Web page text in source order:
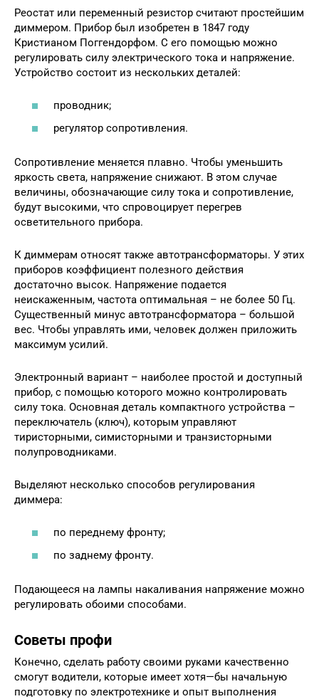
Реостат или переменный резистор считают простейшим
диммером. Прибор был изобретен в 1847 году
Кристианом Поггендорфом. С его помощью можно
регулировать силу электрического тока и напряжение.
Устройство состоит из нескольких деталей:
проводник;
регулятор сопротивления.
Сопротивление меняется плавно. Чтобы уменьшить
яркость света, напряжение снижают. В этом случае
величины, обозначающие силу тока и сопротивление,
будут высокими, что спровоцирует перегрев
осветительного прибора.
К диммерам относят также автотрансформаторы. У этих
приборов коэффициент полезного действия
достаточно высок. Напряжение подается
неискаженным, частота оптимальная – не более 50 Гц.
Существенный минус автотрансформатора – большой
вес. Чтобы управлять ими, человек должен приложить
максимум усилий.
Электронный вариант – наиболее простой и доступный
прибор, с помощью которого можно контролировать
силу тока. Основная деталь компактного устройства –
переключатель (ключ), которым управляют
тиристорными, симисторными и транзисторными
полупроводниками.
Выделяют несколько способов регулирования
диммера:
по переднему фронту;
по заднему фронту.
Подающееся на лампы накаливания напряжение можно
регулировать обоими способами.
Советы профи
Конечно, сделать работу своими руками качественно
смогут водители, которые имеет хотя—бы начальную
подготовку по электротехнике и опыт выполнения